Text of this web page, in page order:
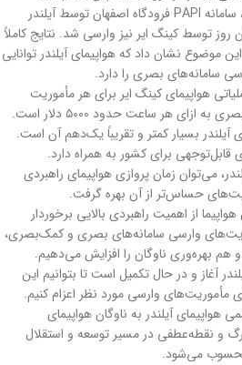
وی اشاره کرد که در این مأموریت، سامانه PAPI فرودگاه اصفهان توسط آیلندر
توسط کینگ ایر نیز وارسی شد. نتایج کاملاً
موضوع نشان داد که هواپیمای آیلندر توانایی
سامانه‌های بصری را دارد.
هواپیمای کینگ ایر برای هر مأموریت
وارسی سامانه‌های بصری و کمک‌بصری به ازای هر ساعت حدود ۵۰۰۰ دلار است.
آیلندر بسیار کمتر و تقریباً یک‌دهم آن است.
برای کشور به همراه دارد.
می‌توان زمان پروازی هواپیمای راهبردی
حساس‌تر از آن بهره گرفت.
از اهمیت راهبردی بالایی برخوردار
وارسی سامانه‌های بصری و کمک‌بصری،
بهره‌وری ناوگان را افزایش می‌دهیم.
آغاز و در حال تکمیل است تا بتوانیم این
مأموریت‌های وارسی مورد نظر اعزام کنیم.
هواپیمای آیلندر به ناوگان هواپیمای
و نقطه‌عطفی در مسیر توسعه و استقلال
محسوب می‌شود.